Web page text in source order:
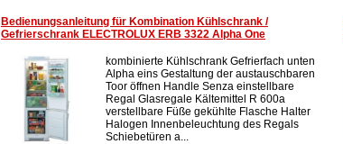
Bedienungsanleitung für Kombination Kühlschrank /
Gefrierschrank ELECTROLUX ERB 3322 Alpha One
kombinierte Kühlschrank Gefrierfach unten
Alpha eins Gestaltung der austauschbaren
Toor öffnen Handle Senza einstellbare
Regal Glasregale Kältemittel R 600a
verstellbare Füße gekühlte Flasche Halter
Halogen Innenbeleuchtung des Regals
Schiebetüren a...